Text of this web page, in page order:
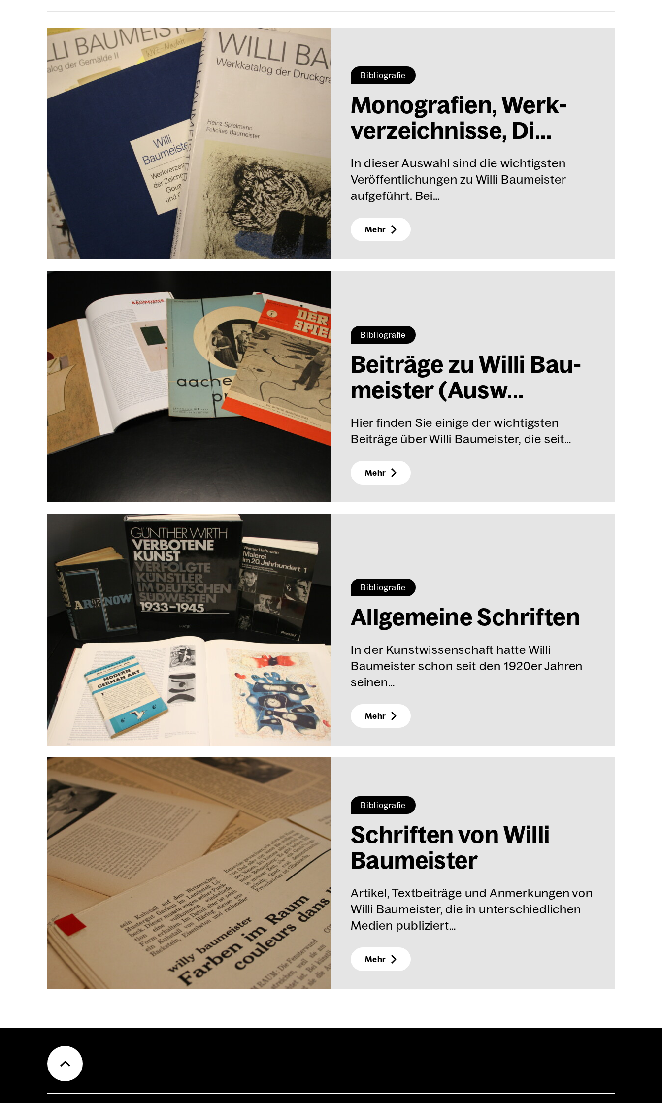
Bibliografie
Mono­gra­fien, Werk­
ver­zeich­nis­se, Di...
In dieser Auswahl sind die wichtigsten
Veröffentlichungen zu Willi Baumeister
aufgeführt. Bei…
Mehr
Bibliografie
Bei­trä­ge zu Wil­li Bau­
meis­ter (Aus­w...
Hier finden Sie einige der wichtigsten
Beiträge über Willi Baumeister, die seit…
Mehr
Bibliografie
All­ge­mei­ne Schrif­ten
In der Kunstwissenschaft hatte Willi
Baumeister schon seit den 1920er Jahren
seinen…
Mehr
Bibliografie
Schrif­ten von Wil­li
Bau­meis­ter
Artikel, Textbeiträge und Anmerkungen von
Willi Baumeister, die in unterschiedlichen
Medien publiziert…
Mehr